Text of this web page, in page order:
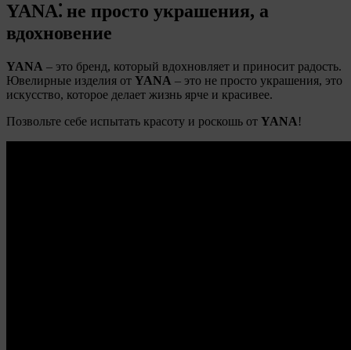
YANA⁚ не просто украшения, а
вдохновение
YANA – это бренд, который вдохновляет и приносит радость.
Ювелирные изделия от YANA – это не просто украшения, это
искусство, которое делает жизнь ярче и красивее.
Позвольте себе испытать красоту и роскошь от YANA!